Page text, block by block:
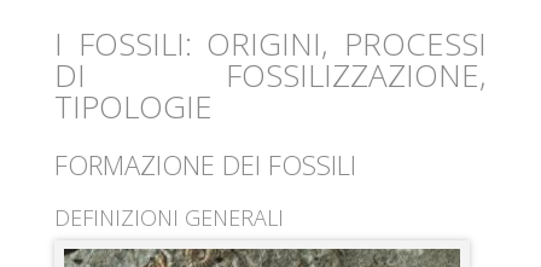
I FOSSILI: ORIGINI, PROCESSI
DI FOSSILIZZAZIONE,
TIPOLOGIE
FORMAZIONE DEI FOSSILI
DEFINIZIONI GENERALI